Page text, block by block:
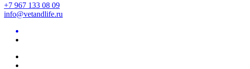
+7 967 133 08 09
info@vetandlife.ru